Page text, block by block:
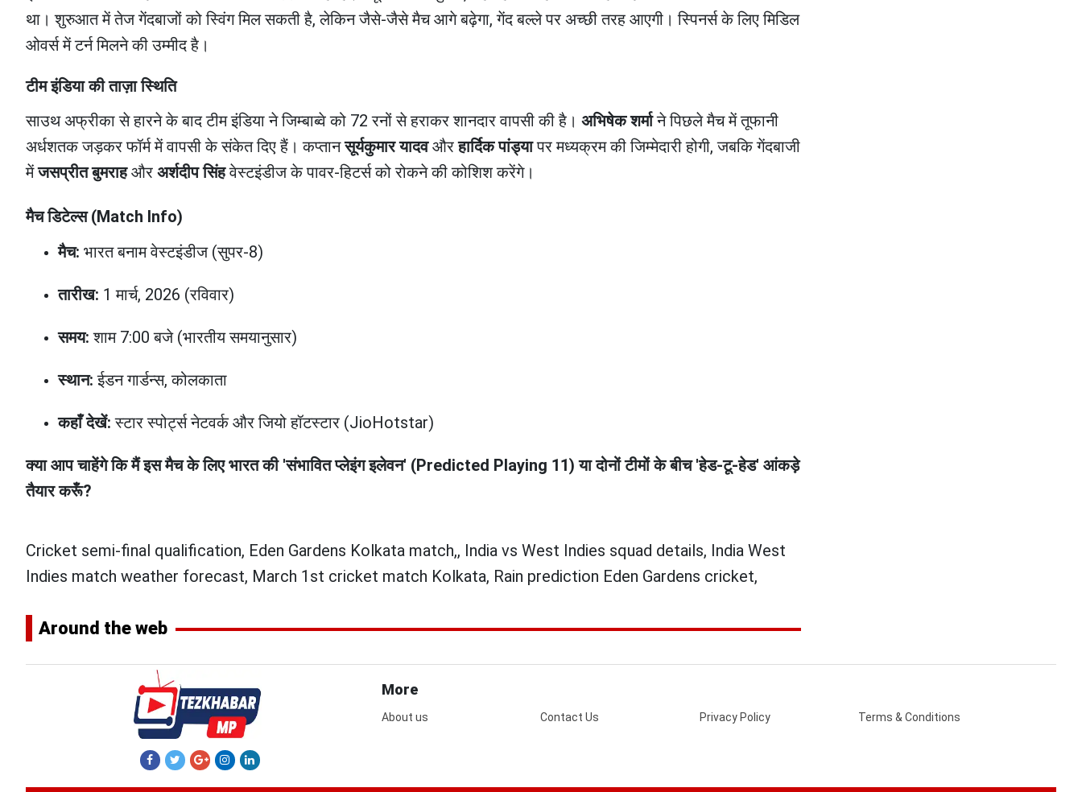
था। शुरुआत में तेज गेंदबाजों को स्विंग मिल सकती है, लेकिन जैसे-जैसे मैच आगे बढ़ेगा, गेंद बल्ले पर अच्छी तरह आएगी। स्पिनर्स के लिए मिडिल
ओवर्स में टर्न मिलने की उम्मीद है।
टीम इंडिया की ताज़ा स्थिति
साउथ अफ्रीका से हारने के बाद टीम इंडिया ने जिम्बाब्वे को 72 रनों से हराकर शानदार वापसी की है। अभिषेक शर्माने पिछले मैच में तूफानी
अर्धशतक जड़कर फॉर्म में वापसी के संकेत दिए हैं। कप्तानसूर्यकुमार यादवऔरहार्दिक पांड्यापर मध्यक्रम की जिम्मेदारी होगी, जबकि गेंदबाजी
मेंजसप्रीत बुमराहऔर अर्शदीप सिंहवेस्टइंडीज के पावर-हिटर्स को रोकने की कोशिश करेंगे।
मैच डिटेल्स (Match Info)
मैच: भारत बनाम वेस्टइंडीज (सुपर-8)
तारीख: 1 मार्च, 2026 (रविवार)
समय: शाम 7:00 बजे (भारतीय समयानुसार)
स्थान: ईडन गार्डन्स, कोलकाता
कहाँ देखें: स्टार स्पोर्ट्स नेटवर्क और जियो हॉटस्टार (JioHotstar)
क्या आप चाहेंगे कि मैं इस मैच के लिए भारत की 'संभावित प्लेइंग इलेवन' (Predicted Playing 11) या दोनों टीमों के बीच 'हेड-टू-हेड' आंकड़े
तैयार करूँ?
Cricket semi-final qualification, Eden Gardens Kolkata match,, India vs West Indies squad details, India West
Indies match weather forecast, March 1st cricket match Kolkata, Rain prediction Eden Gardens cricket,
Around the web
More
About us Contact Us Privacy Policy Terms & Conditions